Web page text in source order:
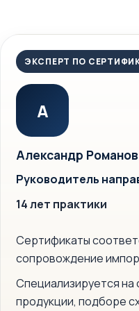
ЭКСПЕРТ ПО
А
Александр Романов
Руководитель
14 лет практики
Сертификаты
сопровождение
Специализируется на
продукции, подборе